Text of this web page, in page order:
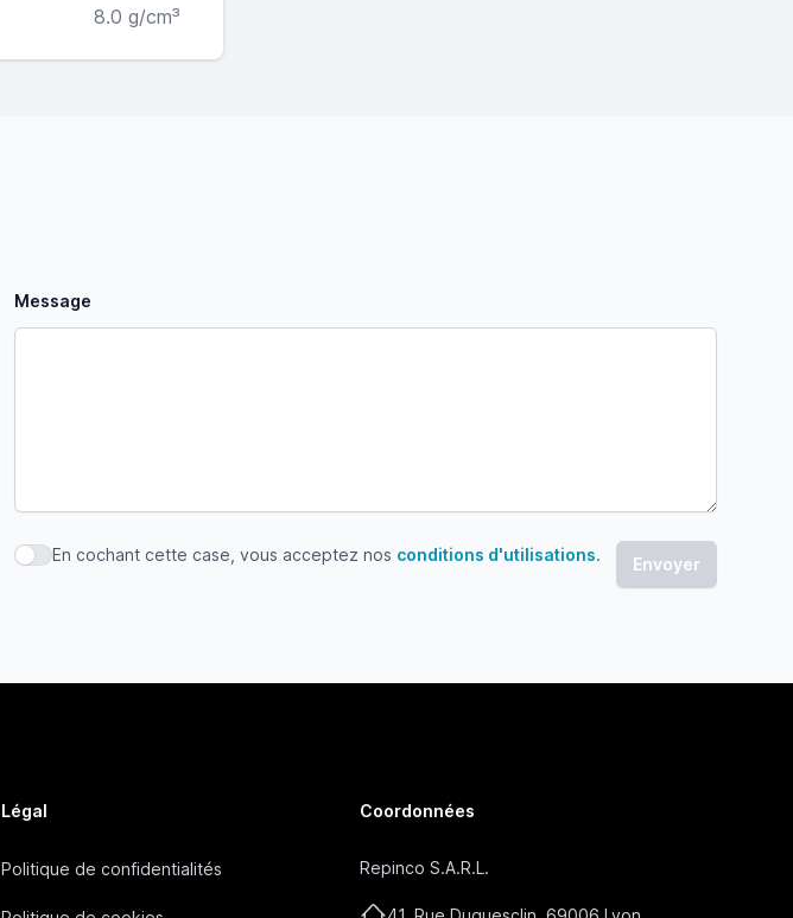
8.0 g/cm³
Message
En cochant cette case, vous acceptez nos conditions d'utilisations
En cochant cette case, vous acceptez nos conditions d'utilisations.
Légal
Politique de confidentialités
Coordonnées
Repinco S.A.R.L.